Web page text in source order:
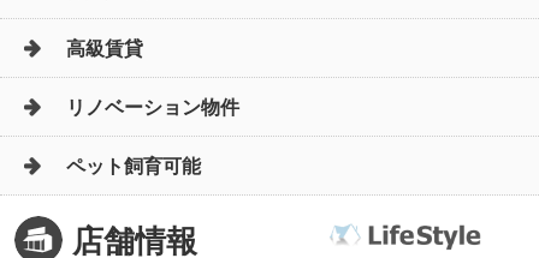
高級賃貸
リノベーション物件
ペット飼育可能
店舗情報